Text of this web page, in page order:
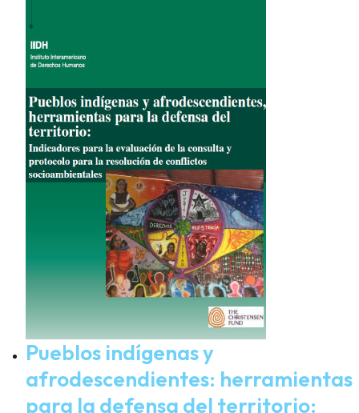
Pueblos indígenas y
afrodescendientes: herramientas
para la defensa del territorio: